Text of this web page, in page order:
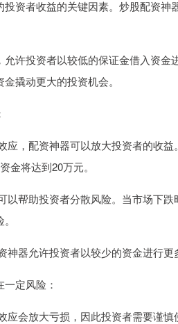
资者收益的关键因素。炒股配资神
许投资者以较低的保证金借入资
撬动更大的投资机会。
应，配资神器可以放大投资者的收
金将达到20万元。
以帮助投资者分散风险。当市场下
神器允许投资者以较少的资金进行更
定风险：
会放大亏损，因此投资者需要谨慎